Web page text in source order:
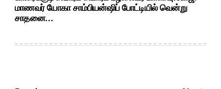
மாணவர் யோகா சாம்பியன்ஷிப் போட்டியில் வென்று
சாதனை…